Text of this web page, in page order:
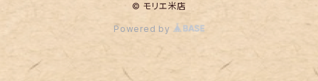
© モリエ米店
Powered by